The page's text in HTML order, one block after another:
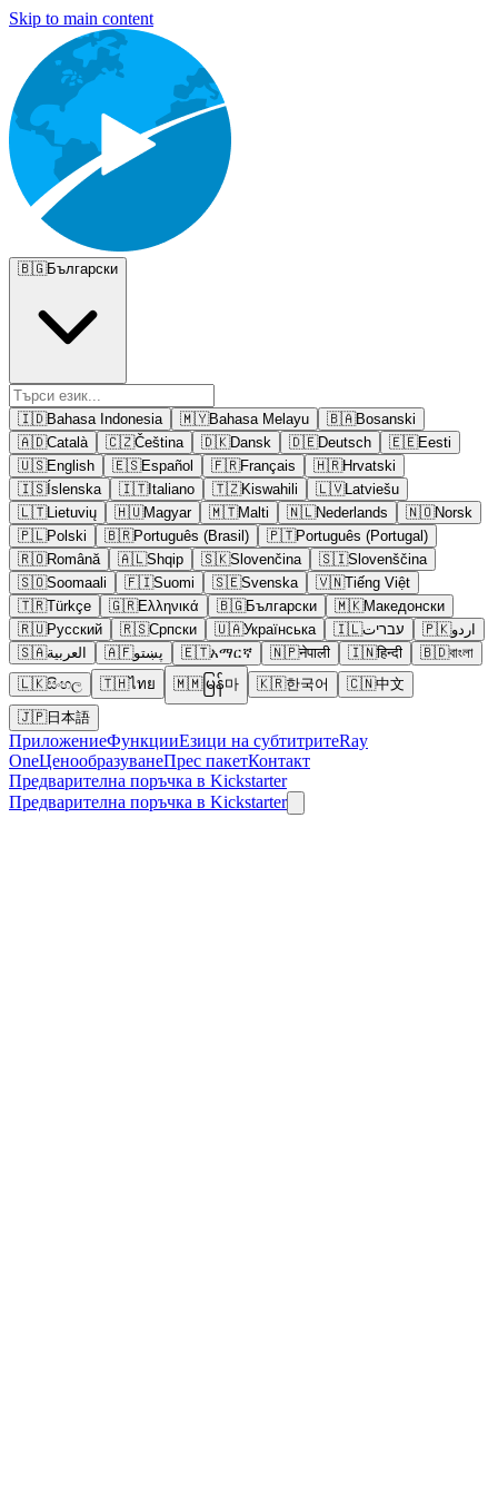
Skip to main content
🇧🇬Български
🇮🇩Bahasa Indonesia 🇲🇾Bahasa Melayu 🇧🇦Bosanski
🇦🇩Català 🇨🇿Čeština 🇩🇰Dansk 🇩🇪Deutsch 🇪🇪Eesti
🇺🇸English 🇪🇸Español 🇫🇷Français 🇭🇷Hrvatski
🇮🇸Íslenska 🇮🇹Italiano 🇹🇿Kiswahili 🇱🇻Latviešu
🇱🇹Lietuvių 🇭🇺Magyar 🇲🇹Malti 🇳🇱Nederlands 🇳🇴Norsk
🇵🇱Polski 🇧🇷Português (Brasil) 🇵🇹Português (Portugal)
🇷🇴Română 🇦🇱Shqip 🇸🇰Slovenčina 🇸🇮Slovenščina
🇸🇴Soomaali 🇫🇮Suomi 🇸🇪Svenska 🇻🇳Tiếng Việt
🇹🇷Türkçe 🇬🇷Ελληνικά 🇧🇬Български 🇲🇰Македонски
🇷🇺Русский 🇷🇸Српски 🇺🇦Українська 🇮🇱עבריت 🇵🇰اردو
🇸🇦العربية 🇦🇫پښتو 🇪🇹አማርኛ 🇳🇵नेपाली 🇮🇳हिन्दी 🇧🇩বাংলা
🇱🇰සිංහල 🇹🇭ไทย 🇲🇲မြန်마 🇰🇷한국어 🇨🇳中文
🇯🇵日本語
ПриложениеФункцииЕзици на субтитритеRay
OneЦенообразуванеПрес пакетКонтакт
Предварителна поръчка в Kickstarter
Предварителна поръчка в Kickstarter